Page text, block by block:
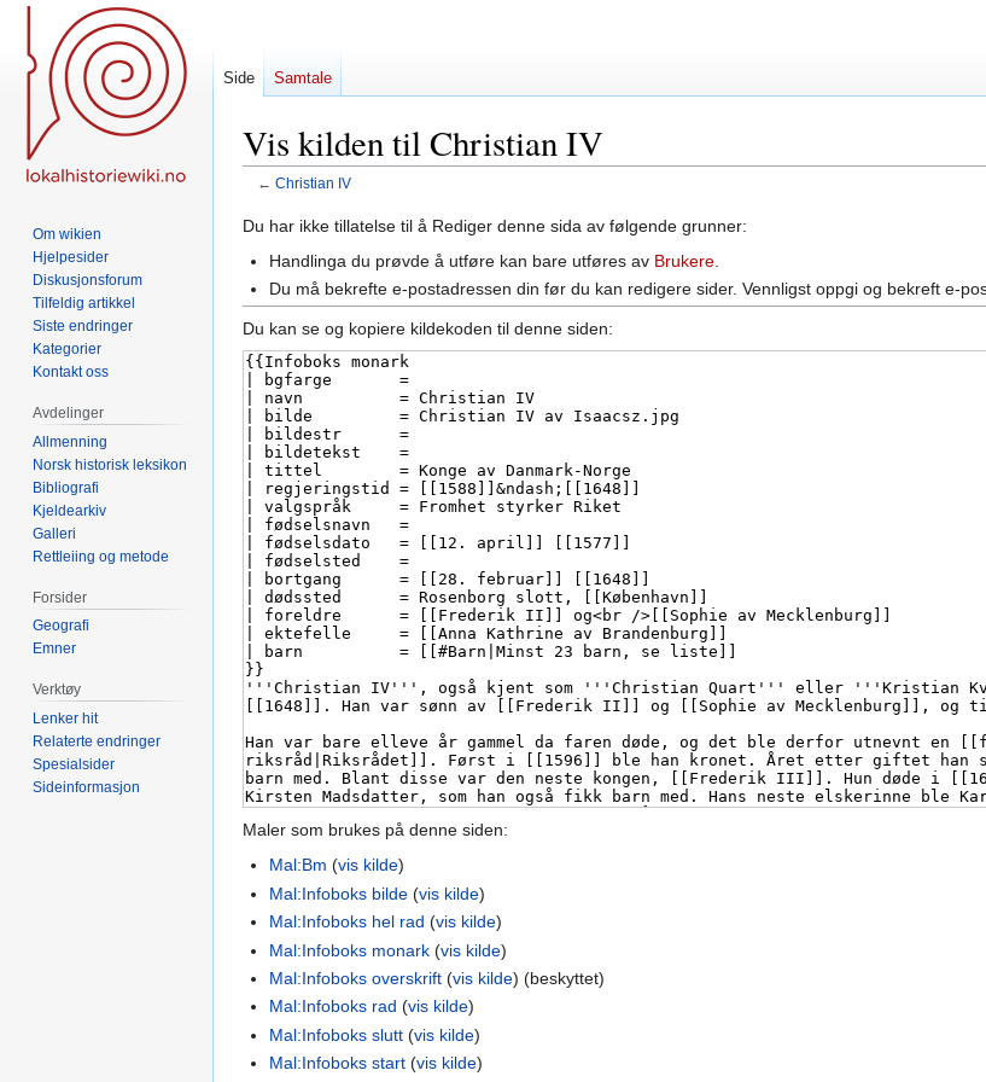
Vis kilden til Christian IV
← Christian IV
Hopp
navigering
Hopp
Du har ikke tillatelse til å Rediger denne sida av følgende grunner:
Handlinga du prøvde å utføre kan bare utføres av Brukere
Du må bekrefte e-postadressen din før du kan redigere sider. Vennligst oppgi og bekreft e-
Du kan se og kopiere kildekoden til denne siden:
Maler som brukes på denne siden:
Mal:Bm (vis kilde)
Mal:Infoboks bilde (vis kilde)
Mal:Infoboks hel rad (vis kilde)
Mal:Infoboks monark (vis kilde)
Mal:Infoboks overskrift (vis kilde) (beskyttet)
Mal:Infoboks rad (vis kilde)
Mal:Infoboks slutt (vis kilde)
Mal:Infoboks start (vis kilde)
Side Samtale
Om wikien
Hjelpesider
Diskusjonsforum
Tilfeldig artikkel
Siste endringer
Kategorier
Kontakt oss
Avdelinger
Allmenning
Norsk historisk leksikon
Bibliografi
Kjeldearkiv
Galleri
Rettleiing og metode
Forsider
Geografi
Emner
Verktøy
Lenker hit
Relaterte endringer
Spesialsider
Sideinformasjon